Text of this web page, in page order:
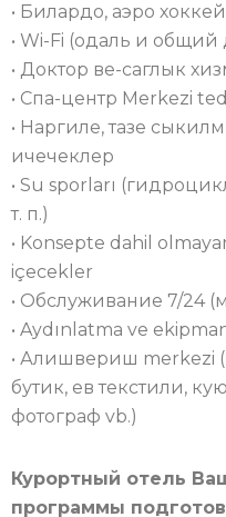
• Билардо, аэро
• Wi-Fi (одаль и общий
• Доктор ве-саглык
• Спа-центр Merkezi
• Наргиле, тазе
ичечеклер
• Su sporları
т. п.)
• Konsepte dahil
içecekler
• Обслуживание 7/24
• Aydınlatma ve
• Алишвериш merkezi
бутик, ев текстили,
фотограф vb.)
Курортный отель
программы